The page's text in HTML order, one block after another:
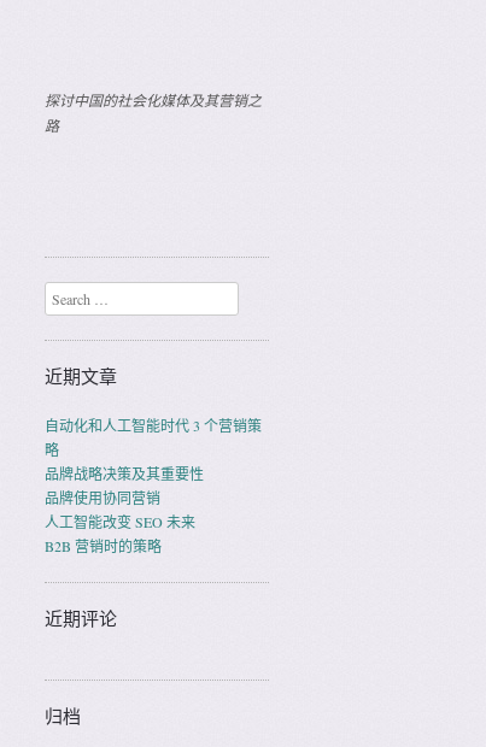
探讨中国的社会化媒体及其营销之
路
Search
近期文章
自动化和人工智能时代 3 个营销策
略
品牌战略决策及其重要性
品牌使用协同营销
人工智能改变 SEO 未来
B2B 营销时的策略
近期评论
归档